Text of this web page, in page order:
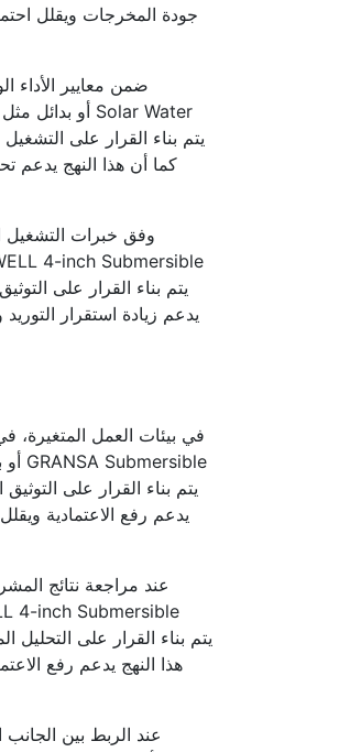
جودة المخرجات ويقلل
ضمن معايير الأداء
كما أن هذا النهج يدعم
وفق خبرات
يدعم زيادة استقرار
في بيئات العمل
يدعم رفع الاعتمادية
عند مراجعة نتائج
هذا النهج يدعم رفع
عند الربط بين